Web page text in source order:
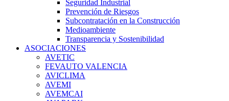
Seguridad Industrial
Prevención de Riesgos
Subcontratación en la Construcción
Medioambiente
Transparencia y Sostenibilidad
ASOCIACIONES
AVETIC
FEVAUTO VALENCIA
AVICLIMA
AVEMI
AVEMCAI